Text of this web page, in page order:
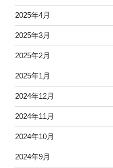
2025年4月
2025年3月
2025年2月
2025年1月
2024年12月
2024年11月
2024年10月
2024年9月